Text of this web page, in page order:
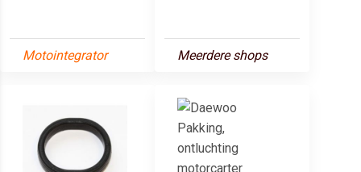
Motointegrator Meerdere shops